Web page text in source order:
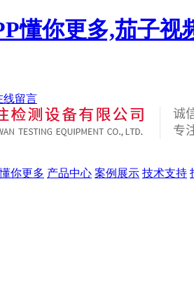
懂你更多,茄子
线留言
你更多 产品中心 案例展示 技术支持